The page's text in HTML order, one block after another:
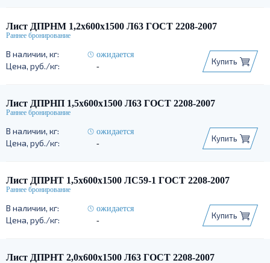
Лист ДПРНМ 1,2х600х1500 Л63 ГОСТ 2208-2007
ожидается
-
Купить
Лист ДПРНП 1,5х600х1500 Л63 ГОСТ 2208-2007
ожидается
-
Купить
Лист ДПРНТ 1,5х600х1500 ЛС59-1 ГОСТ 2208-2007
ожидается
-
Купить
Лист ДПРНТ 2,0х600х1500 Л63 ГОСТ 2208-2007